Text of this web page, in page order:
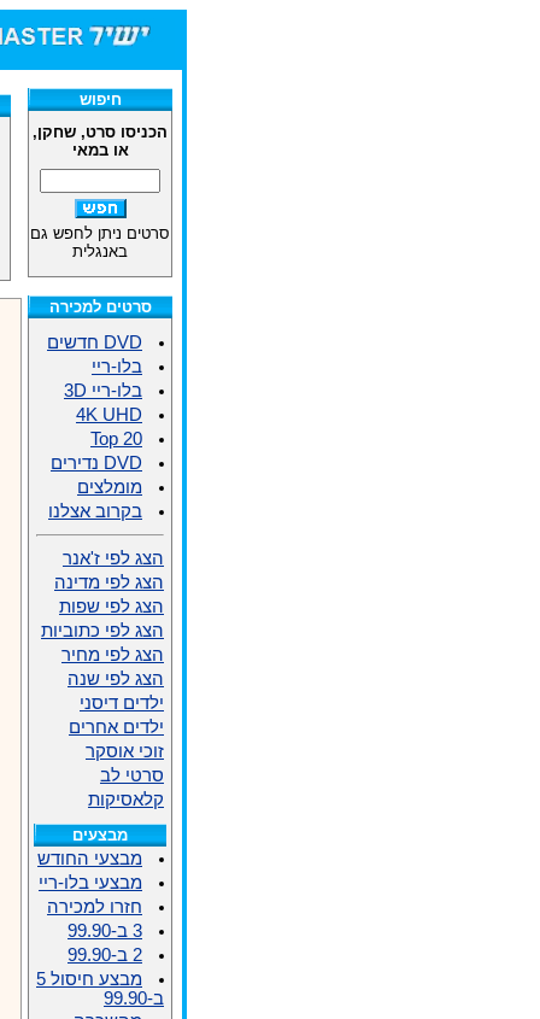
חיפוש
הכניסו סרט, שחקן,
או במאי
סרטים ניתן לחפש גם
באנגלית
סרטים למכירה
DVD חדשים
בלו-ריי
בלו-ריי 3D
4K UHD
Top 20
DVD נדירים
מומלצים
בקרוב אצלנו
הצג לפי ז'אנר
הצג לפי מדינה
הצג לפי שפות
הצג לפי כתוביות
הצג לפי מחיר
הצג לפי שנה
ילדים דיסני
ילדים אחרים
זוכי אוסקר
סרטי לב
קלאסיקות
מבצעים
מבצעי החודש
מבצעי בלו-ריי
חזרו למכירה
3 ב-99.90
2 ב-99.90
מבצע חיסול 5
ב-99.90